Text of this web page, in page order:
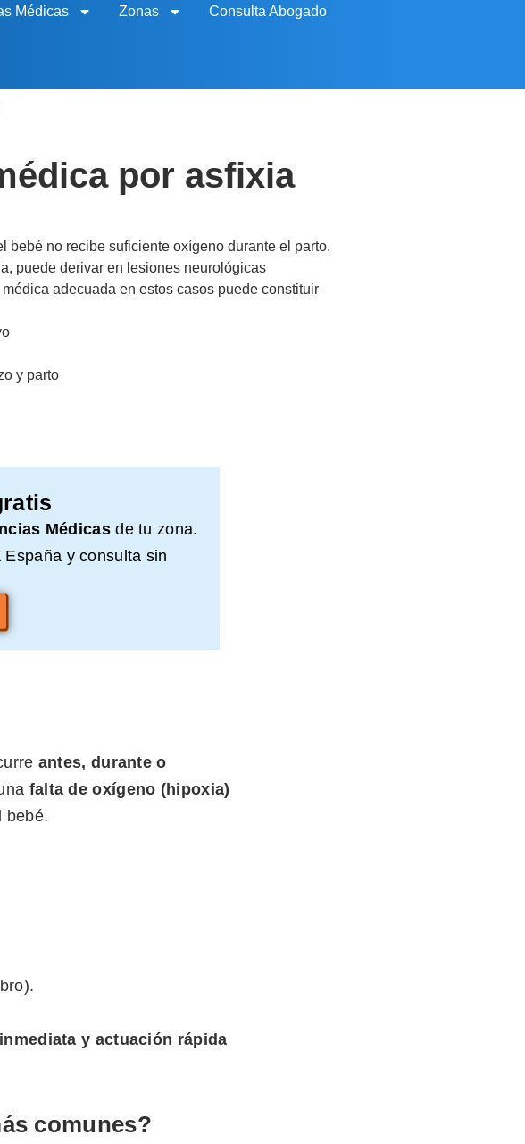
Médicas Zonas Consulta Abogado
por asfixia
bebé no recibe suficiente oxígeno durante el parto.
puede derivar en lesiones neurológicas
adecuada en estos casos puede constituir
y parto
Médicasde tu zona.
y consulta sin
antes, durante o
falta de oxígeno (hipoxia)
bebé.
y actuación rápida
comunes?